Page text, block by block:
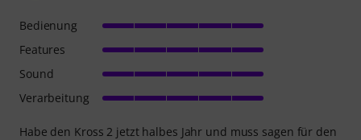
Habe den Kross 2 jetzt halbes Jahr und muss sagen für den
Bedienung
Features
Sound
Verarbeitung